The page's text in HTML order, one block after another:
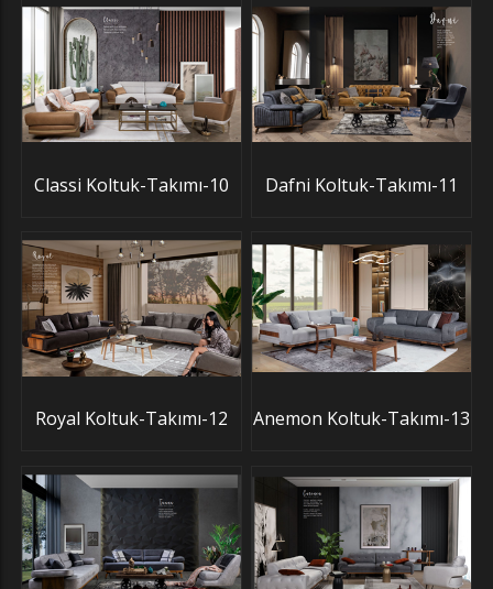
Classi Koltuk-Takımı-10 Dafni Koltuk-Takımı-11
Royal Koltuk-Takımı-12 Anemon Koltuk-Takımı-13